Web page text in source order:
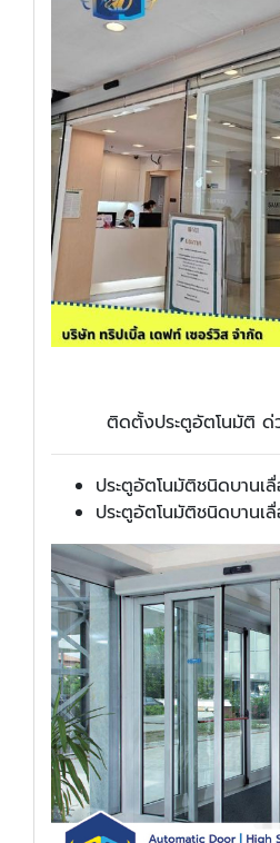
ติดตั้งประตูอัตโนมัติ
ประตูอัตโนมัติชนิดบานเ
ประตูอัตโนมัติชนิดบานเ